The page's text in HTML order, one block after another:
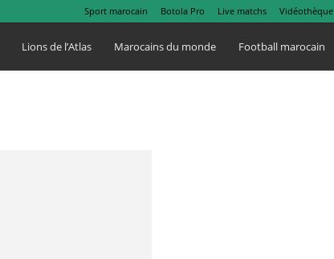
Sport marocain Botola Pro Live matchs Vidéothèque
Lions de l’Atlas Marocains du monde Football marocain